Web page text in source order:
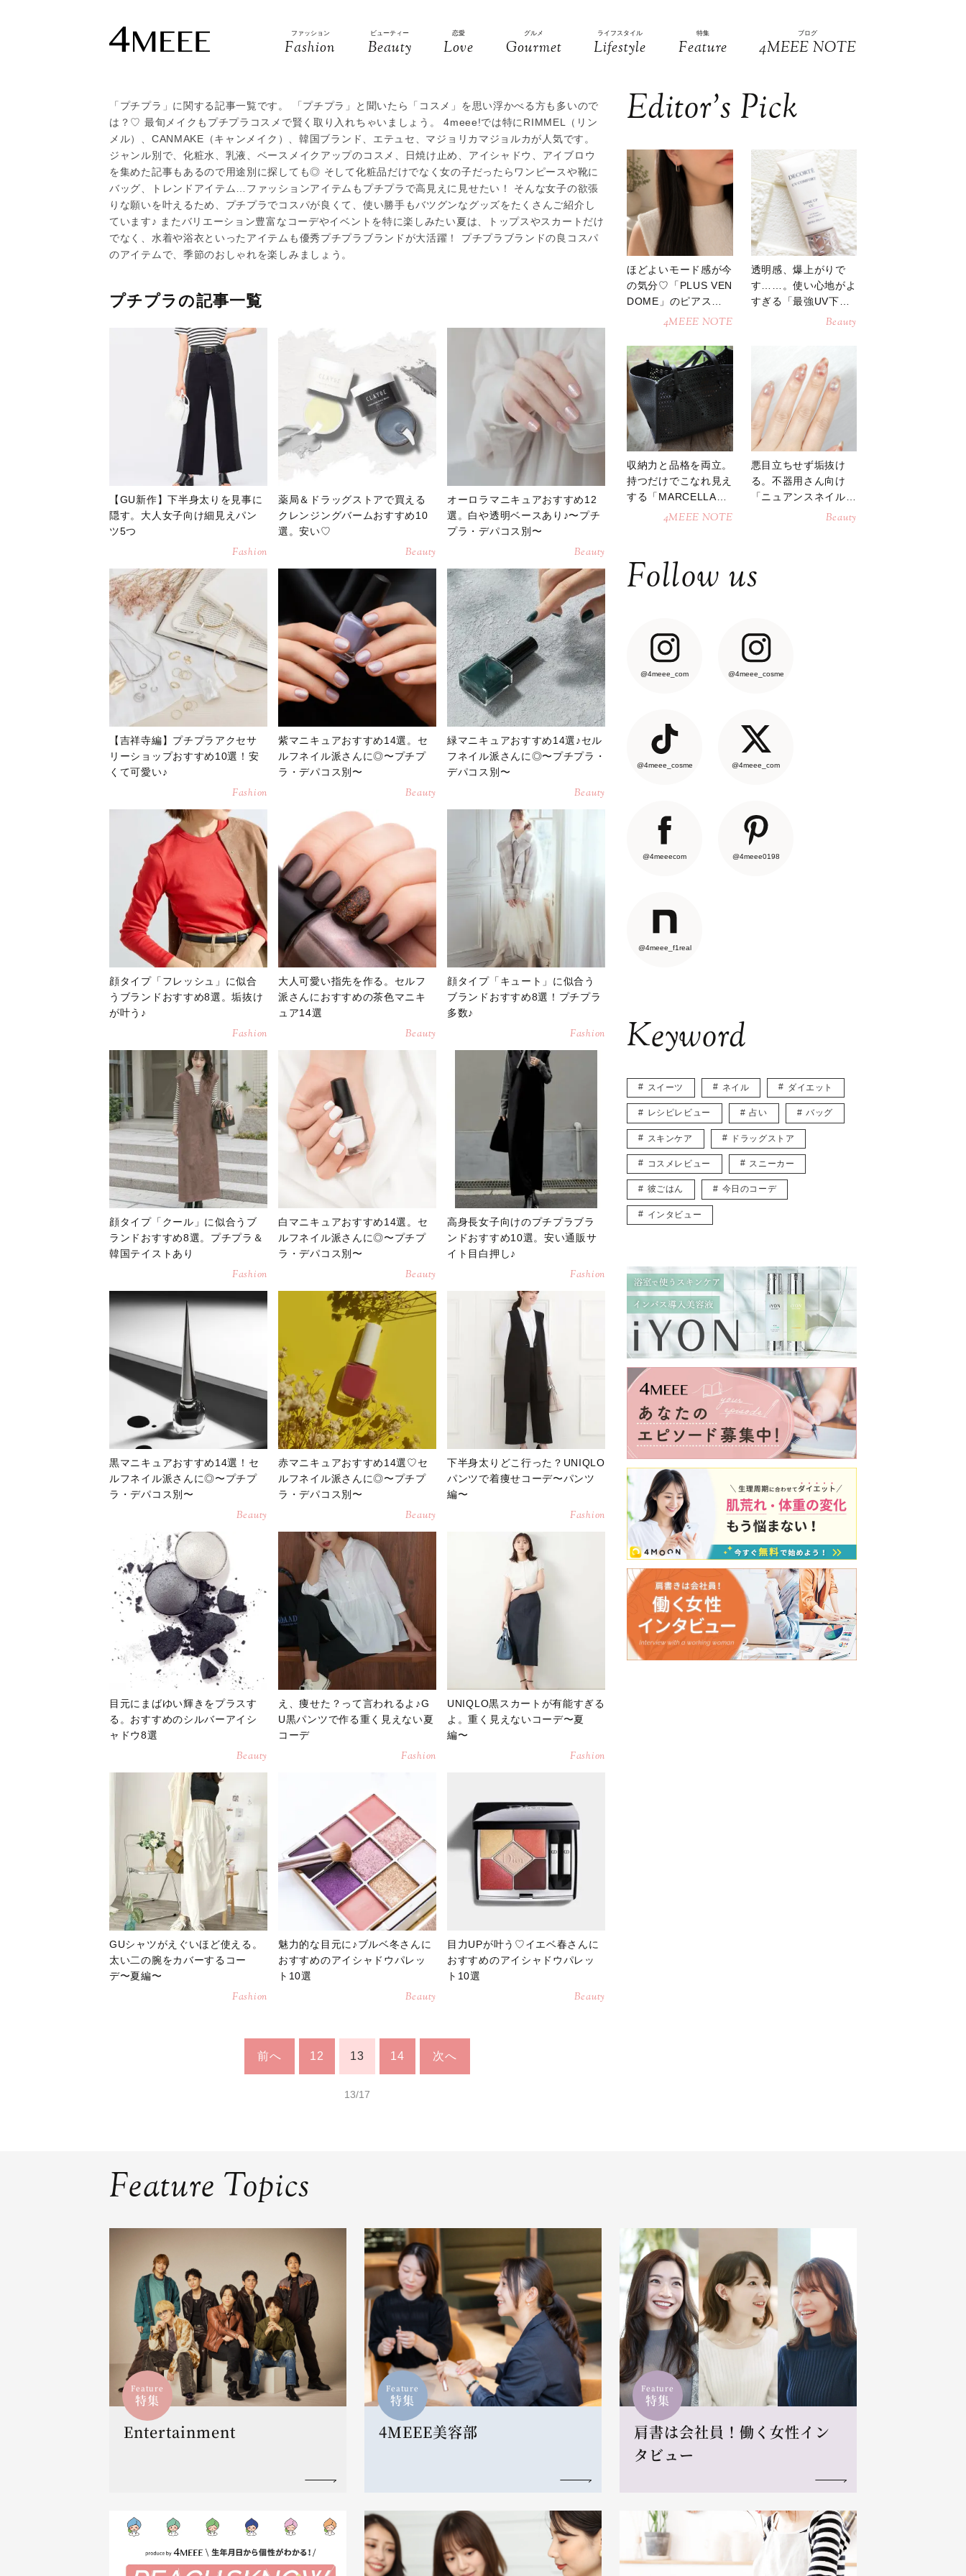
ファッション
Fashion
ビューティー
Beauty
恋愛
Love
グルメ
Gourmet
ライフスタイル
Lifestyle
特集
Feature
ブログ
4MEEE NOTE
「プチプラ」に関する記事一覧です。 「プチプラ」と聞いたら「コスメ」を思い浮かべる方も多いので
は？♡ 最旬メイクもプチプラコスメで賢く取り入れちゃいましょう。 4meee!では特にRIMMEL（リン
メル）、CANMAKE（キャンメイク）、韓国ブランド、エテュセ、マジョリカマジョルカが人気です。
ジャンル別で、化粧水、乳液、ベースメイクアップのコスメ、日焼け止め、アイシャドウ、アイブロウ
を集めた記事もあるので用途別に探しても◎ そして化粧品だけでなく女の子だったらワンピースや靴に
バッグ、トレンドアイテム…ファッションアイテムもプチプラで高見えに見せたい！ そんな女子の欲張
りな願いを叶えるため、プチプラでコスパが良くて、使い勝手もバツグンなグッズをたくさんご紹介し
ています♪ またバリエーション豊富なコーデやイベントを特に楽しみたい夏は、トップスやスカートだけ
でなく、水着や浴衣といったアイテムも優秀プチプラブランドが大活躍！ プチプラブランドの良コスパ
のアイテムで、季節のおしゃれを楽しみましょう。
プチプラの記事一覧
【GU新作】下半身太りを見事に
隠す。大人女子向け細見えパン
ツ5つ
Fashion
薬局＆ドラッグストアで買える
クレンジングバームおすすめ10
選。安い♡
Beauty
オーロラマニキュアおすすめ12
選。白や透明ベースあり♪〜プチ
プラ・デパコス別〜
Beauty
【吉祥寺編】プチプラアクセサ
リーショップおすすめ10選！安
くて可愛い♪
Fashion
紫マニキュアおすすめ14選。セ
ルフネイル派さんに◎〜プチプ
ラ・デパコス別〜
Beauty
緑マニキュアおすすめ14選♪セル
フネイル派さんに◎〜プチプラ・
デパコス別〜
Beauty
顔タイプ「フレッシュ」に似合
うブランドおすすめ8選。垢抜け
が叶う♪
Fashion
大人可愛い指先を作る。セルフ
派さんにおすすめの茶色マニキ
ュア14選
Beauty
顔タイプ「キュート」に似合う
ブランドおすすめ8選！プチプラ
多数♪
Fashion
顔タイプ「クール」に似合うブ
ランドおすすめ8選。プチプラ＆
韓国テイストあり
Fashion
白マニキュアおすすめ14選。セ
ルフネイル派さんに◎〜プチプ
ラ・デパコス別〜
Beauty
高身長女子向けのプチプラブラ
ンドおすすめ10選。安い通販サ
イト目白押し♪
Fashion
黒マニキュアおすすめ14選！セ
ルフネイル派さんに◎〜プチプ
ラ・デパコス別〜
Beauty
赤マニキュアおすすめ14選♡セ
ルフネイル派さんに◎〜プチプ
ラ・デパコス別〜
Beauty
下半身太りどこ行った？UNIQLO
パンツで着痩せコーデ〜パンツ
編〜
Fashion
目元にまばゆい輝きをプラスす
る。おすすめのシルバーアイシ
ャドウ8選
Beauty
え、痩せた？って言われるよ♪G
U黒パンツで作る重く見えない夏
コーデ
Fashion
UNIQLO黒スカートが有能すぎる
よ。重く見えないコーデ〜夏
編〜
Fashion
GUシャツがえぐいほど使える。
太い二の腕をカバーするコー
デ〜夏編〜
Fashion
魅力的な目元に♪ブルベ冬さんに
おすすめのアイシャドウパレッ
ト10選
Beauty
目力UPが叶う♡イエベ春さんに
おすすめのアイシャドウパレッ
ト10選
Beauty
前へ 12 13 14 次へ
13/17
Editor’s Pick
ほどよいモード感が今
の気分♡「PLUS VEN
DOME」のピアスが
4MEEE NOTE
透明感、爆上がりで
す……。使い心地がよ
すぎる「最強UV下
Beauty
収納力と品格を両立。
持つだけでこなれ見え
する「MARCELLAト
ートバッグ」4MEEE NOTE
悪目立ちせず垢抜け
る。不器用さん向け
「ニュアンスネイル」
Beauty
Follow us
@4meee_com @4meee_cosme
@4meee_cosme @4meee_com
@4meeecom @4meee0198
@4meee_f1real
Keyword
スイーツ ネイル ダイエット
レシピレビュー 占い バッグ
スキンケア ドラッグストア
コスメレビュー スニーカー
彼ごはん 今日のコーデ
インタビュー
Feature Topics
Feature
特集
Entertainment
Feature
特集
4MEEE美容部
Feature
特集
肩書は会社員！働く女性イン
タビュー